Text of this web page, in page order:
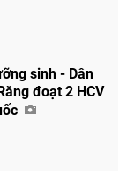
sinh - Dân
đoạt 2 HCV